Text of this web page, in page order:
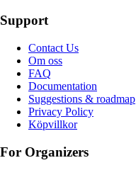
Support
Contact Us
Om oss
FAQ
Documentation
Suggestions & roadmap
Privacy Policy
Köpvillkor
For Organizers